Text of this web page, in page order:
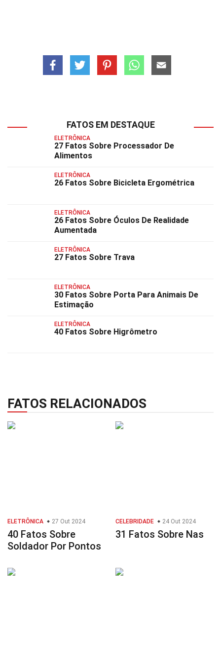
FATOS EM DESTAQUE
ELETRÔNICA
27 Fatos Sobre Processador De
Alimentos
ELETRÔNICA
26 Fatos Sobre Bicicleta Ergométrica
ELETRÔNICA
26 Fatos Sobre Óculos De Realidade
Aumentada
ELETRÔNICA
27 Fatos Sobre Trava
ELETRÔNICA
30 Fatos Sobre Porta Para Animais De
Estimação
ELETRÔNICA
40 Fatos Sobre Higrômetro
FATOS RELACIONADOS
ELETRÔNICA 27 Out 2024
40 Fatos Sobre
Soldador Por Pontos
CELEBRIDADE 24 Out 2024
31 Fatos Sobre Nas